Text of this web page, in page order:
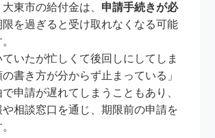
東市の給付金は、 申請手続きが必
限を過ぎると受け取れなくなる可能
ていたが忙しくて後回しにしてしま
書き方が分からず止まっている」
申請が遅れてしまうこともあり、
や相談窓口を通じ、期限前の申請を